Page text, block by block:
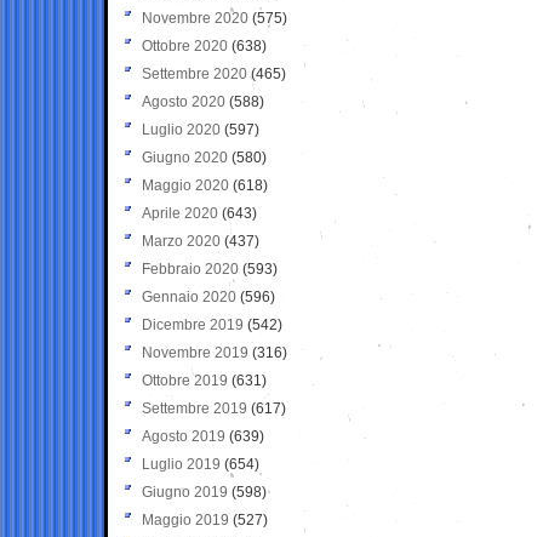
Novembre 2020 (575)
Ottobre 2020 (638)
Settembre 2020(465)
Agosto 2020 (588)
Luglio 2020 (597)
Giugno 2020 (580)
Maggio 2020 (618)
Aprile 2020 (643)
Marzo 2020 (437)
Febbraio 2020 (593)
Gennaio 2020 (596)
Dicembre 2019 (542)
Novembre 2019 (316)
Ottobre 2019 (631)
Settembre 2019 (617)
Agosto 2019 (639)
Luglio 2019 (654)
Giugno 2019 (598)
Maggio 2019 (527)